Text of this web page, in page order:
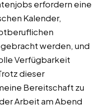
erfordern eine
Kalender,
werden, und
Verfügbarkeit
dieser
Bereitschaft zu
Arbeit am Abend